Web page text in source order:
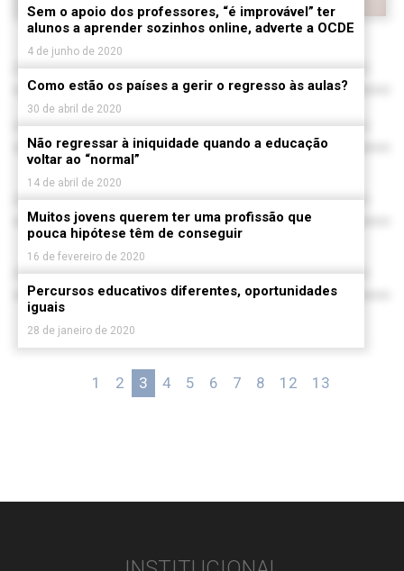
Sem o apoio dos professores, “é improvável” ter
alunos a aprender sozinhos online, adverte a OCDE
4 de junho de 2020
Como estão os países a gerir o regresso às aulas?
30 de abril de 2020
Não regressar à iniquidade quando a educação
voltar ao “normal”
14 de abril de 2020
Muitos jovens querem ter uma profissão que
pouca hipótese têm de conseguir
16 de fevereiro de 2020
Percursos educativos diferentes, oportunidades
iguais
28 de janeiro de 2020
1 2 3 4 5 6 7 8 12 13